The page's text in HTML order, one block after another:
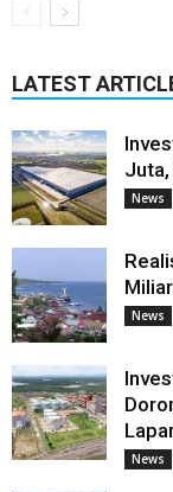
LATEST
News
News
News